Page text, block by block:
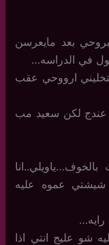
بعد مايعرسن
في الدراسه…
ارووحي عقب
عندج لكن سعيد مب
عموه عليه
شو عليج انتي اذا